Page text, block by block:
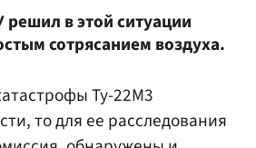
в этой ситуации
сотрясанием воздуха.
Ту-22М3
то для ее расследования